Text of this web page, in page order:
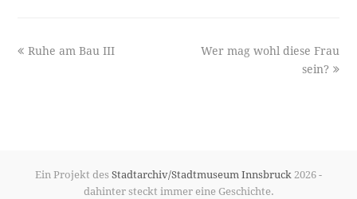
previous
Ruhe am Bau III
next
Wer mag wohl diese Frau
sein?
Ein Projekt des Stadtarchiv/Stadtmuseum Innsbruck 2026 -
dahinter steckt immer eine Geschichte.